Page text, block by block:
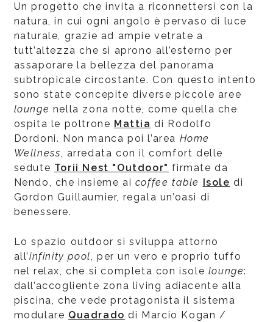
Un progetto che invita a riconnettersi con la
natura, in cui ogni angolo è pervaso di luce
naturale, grazie ad ampie vetrate a
tutt’altezza che si aprono all’esterno per
assaporare la bellezza del panorama
subtropicale circostante. Con questo intento
sono state concepite diverse piccole aree
lounge nella zona notte, come quella che
ospita le poltrone Mattia di Rodolfo
Dordoni. Non manca poi l’area Home
Wellness, arredata con il comfort delle
sedute Torii Nest "Outdoor" firmate da
Nendo, che insieme ai coffee table Isole di
Gordon Guillaumier, regala un’oasi di
benessere.
Lo spazio outdoor si sviluppa attorno
all’infinity pool, per un vero e proprio tuffo
nel relax, che si completa con isole lounge:
dall’accogliente zona living adiacente alla
piscina, che vede protagonista il sistema
modulare Quadrado di Marcio Kogan /